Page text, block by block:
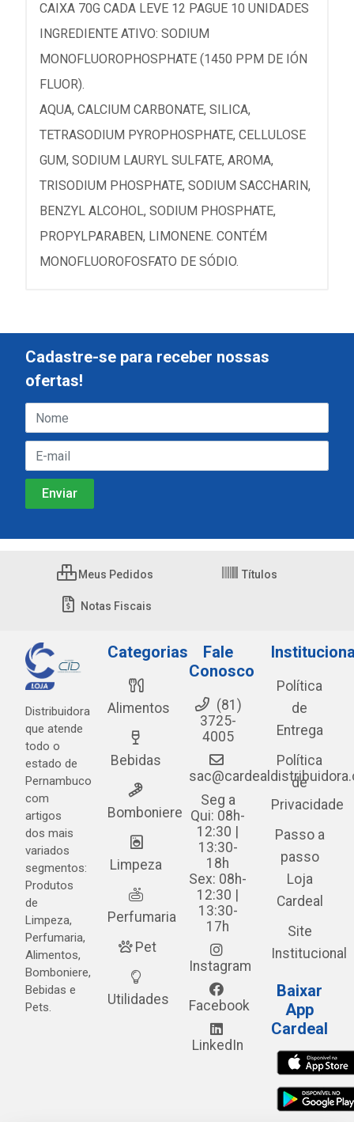
CAIXA 70G CADA LEVE 12 PAGUE 10 UNIDADES
INGREDIENTE ATIVO: SODIUM
MONOFLUOROPHOSPHATE (1450 PPM DE IÓN
FLUOR).
AQUA, CALCIUM CARBONATE, SILICA,
TETRASODIUM PYROPHOSPHATE, CELLULOSE
GUM, SODIUM LAURYL SULFATE, AROMA,
TRISODIUM PHOSPHATE, SODIUM SACCHARIN,
BENZYL ALCOHOL, SODIUM PHOSPHATE,
PROPYLPARABEN, LIMONENE. CONTÉM
MONOFLUOROFOSFATO DE SÓDIO.
Cadastre-se para receber nossas
ofertas!
Meus Pedidos Títulos
Notas Fiscais
Distribuidora
que atende
todo o
estado de
Pernambuco
com
artigos
dos mais
variados
segmentos:
Produtos
de
Limpeza,
Perfumaria,
Alimentos,
Bomboniere,
Bebidas e
Pets.
Categorias
Alimentos
Bebidas
Bomboniere
Limpeza
Perfumaria
Pet
Utilidades
Fale
Conosco
(81)
3725-
4005
Seg a
Qui: 08h-
12:30 |
13:30-
18h
Sex: 08h-
12:30 |
13:30-
17h
Instagram
Facebook
LinkedIn
Política
de
Entrega
Política
de
Privacidade
Passo a
passo
Loja
Cardeal
Site
Institucional
Baixar
App
Cardeal